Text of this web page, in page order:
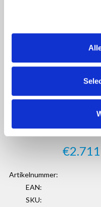
Artikelnummer:
EAN:
SKU: